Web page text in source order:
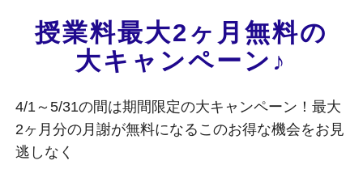
授業料最大2ヶ月無料の
大キャンペーン♪
4/1～5/31の間は期間限定の大キャンペーン！最大
2ヶ月分の月謝が無料になるこのお得な機会をお見
逃しなく